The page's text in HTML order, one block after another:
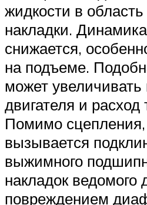
жидкости в
накладки.
снижается,
на подъеме.
может увеличивать
двигателя и расход
Помимо
вызывается
выжимного
накладок ведомого
повреждением